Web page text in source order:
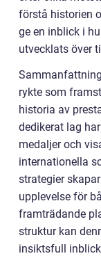
förstå historien
ge en inblick i
utvecklats över
rykte som
historia av
dedikerat lag
medaljer och
internationella
strategier
upplevelse för
framträdande
struktur kan
insiktsfull inblick